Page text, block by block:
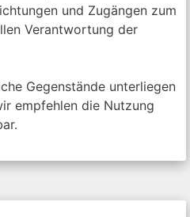
und Zugängen zum
Verantwortung der
Gegenstände unterliegen
empfehlen die Nutzung